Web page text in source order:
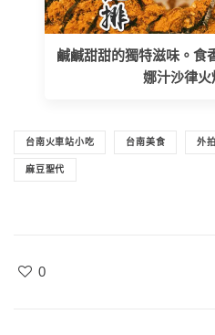
鹹鹹甜甜的獨特滋味。食
娜汁沙律火
台南火車站小吃 台南美食 外拍
麻豆聖代
0